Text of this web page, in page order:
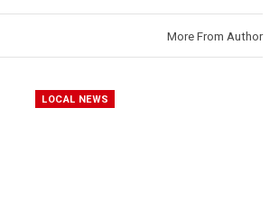
More From Author
LOCAL NEWS